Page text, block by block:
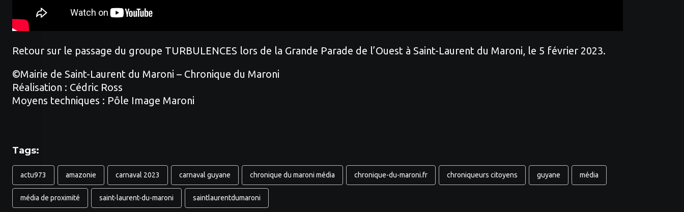
Retour sur le passage du groupe TURBULENCES lors de la Grande Parade de l’Ouest à Saint-Laurent du Maroni, le 5 février 2023.
©Mairie de Saint-Laurent du Maroni – Chronique du Maroni
Réalisation : Cédric Ross
Moyens techniques : Pôle Image Maroni
Tags:
actu973 amazonie carnaval 2023 carnaval guyane chronique du maroni média chronique-du-maroni.fr chroniqueurs citoyens guyane média
média de proximité saint-laurent-du-maroni saintlaurentdumaroni